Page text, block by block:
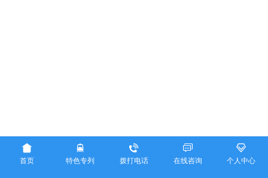

首页

特色专列

拨打电话

在线咨询

个人中心